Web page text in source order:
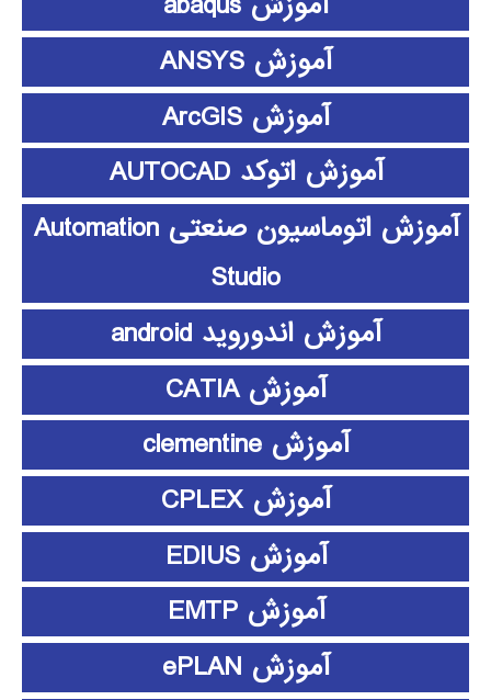
آموزش ANSYS
آموزش ArcGIS
آموزش اتوکد AUTOCAD
آموزش اتوماسیون صنعتی Automation
Studio
آموزش اندوروید android
آموزش CATIA
آموزش clementine
آموزش CPLEX
آموزش EDIUS
آموزش EMTP
آموزش ePLAN